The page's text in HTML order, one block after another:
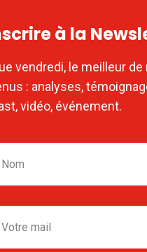
à la
vendredi, le meilleur de
: analyses,
vidéo, événement.